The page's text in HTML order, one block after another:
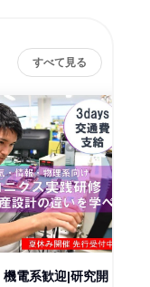
すべて見る
機電系歓迎|研究開